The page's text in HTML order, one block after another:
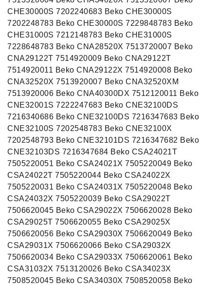
CHE30000S 7202240683 Beko CHE30000S
7202248783 Beko CHE30000S 7229848783 Beko
CHE31000S 7212148783 Beko CHE31000S
7228648783 Beko CNA28520X 7513720007 Beko
CNA29122T 7514920009 Beko CNA29122T
7514920011 Beko CNA29122X 7514920008 Beko
CNA32520X 7513920007 Beko CNA32520XM
7513920006 Beko CNA40300DX 7512120011 Beko
CNE32001S 7222247683 Beko CNE32100DS
7216340686 Beko CNE32100DS 7216347683 Beko
CNE32100S 7202548783 Beko CNE32100X
7202548793 Beko CNE32101DS 7216347682 Beko
CNE32103DS 7216347684 Beko CSA24021T
7505220051 Beko CSA24021X 7505220049 Beko
CSA24022T 7505220044 Beko CSA24022X
7505220031 Beko CSA24031X 7505220048 Beko
CSA24032X 7505220039 Beko CSA29022T
7506620045 Beko CSA29022X 7506620028 Beko
CSA29025T 7506620055 Beko CSA29025X
7506620056 Beko CSA29030X 7506620049 Beko
CSA29031X 7506620066 Beko CSA29032X
7506620034 Beko CSA29033X 7506620061 Beko
CSA31032X 7513120026 Beko CSA34023X
7508520045 Beko CSA34030X 7508520058 Beko